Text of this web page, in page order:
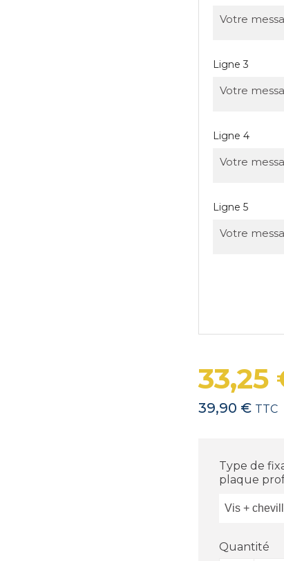
Ligne 3
Ligne 4
Ligne 5
33,25
39,90 € TTC
Type de
plaque
Quantité